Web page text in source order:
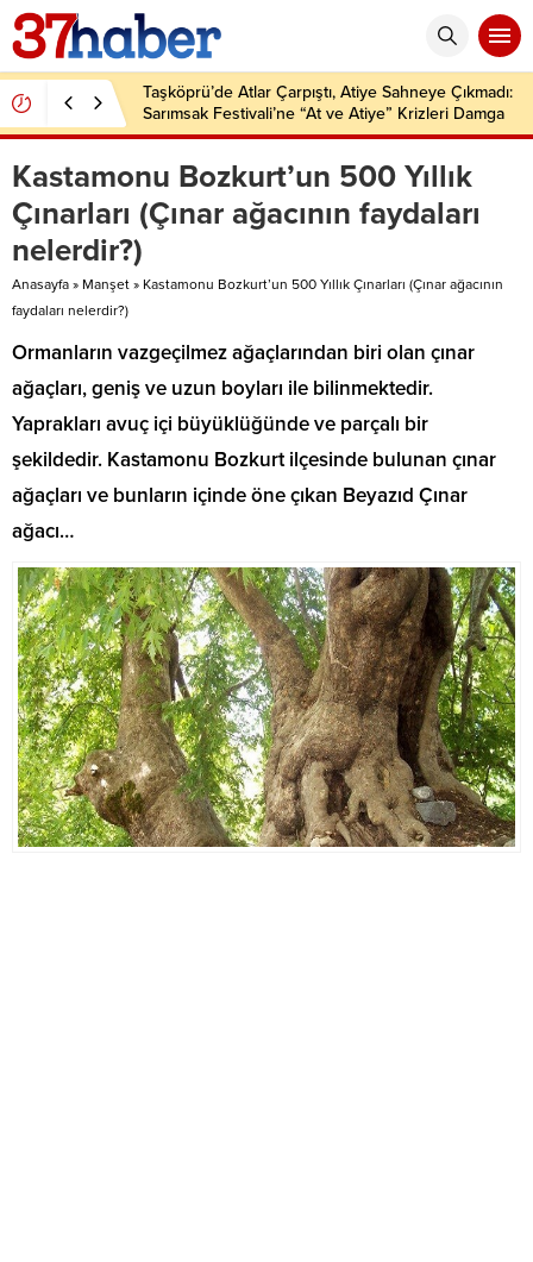
Taşköprü’de Atlar Çarpıştı, Atiye Sahneye Çıkmadı:
Sarımsak Festivali’ne “At ve Atiye” Krizleri Damga
Vurdu!
Kastamonu Bozkurt’un 500 Yıllık
Çınarları (Çınar ağacının faydaları
nelerdir?)
Anasayfa » Manşet » Kastamonu Bozkurt’un 500 Yıllık Çınarları (Çınar ağacının
faydaları nelerdir?)
Ormanların vazgeçilmez ağaçlarından biri olan çınar
ağaçları, geniş ve uzun boyları ile bilinmektedir.
Yaprakları avuç içi büyüklüğünde ve parçalı bir
şekildedir. Kastamonu Bozkurt ilçesinde bulunan çınar
ağaçları ve bunların içinde öne çıkan Beyazıd Çınar
ağacı…